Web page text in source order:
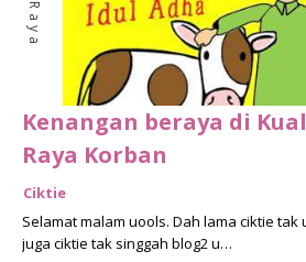
Raya
Kenangan beraya di
Raya Korban
Ciktie
Selamat malam uools. Dah lama ciktie tak
juga ciktie tak singgah blog2 u…